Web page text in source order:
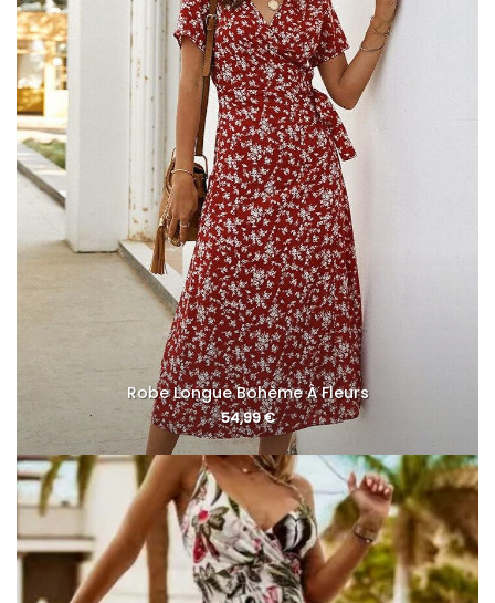
Robe Longue Bohème À Fleurs
54,99€